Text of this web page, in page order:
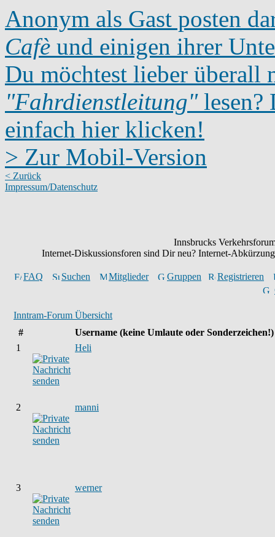
Anonym als Gast posten
Cafè und einigen ihrer
Du möchtest lieber überall
"Fahrdienstleitung"lesen?
einfach hier klicken!
> Zur Mobil-Version
< Zurück
Impressum/Datenschutz
Innsbrucks
Internet-Diskussionsforen sind Dir neu? Internet-
FAQ Suchen Mitglieder Gruppen
Registrieren
Inntram-Forum Übersicht
#
Username (keine Umlaute oder Sonderzeichen!)
1
Heli
2 manni
3 werner